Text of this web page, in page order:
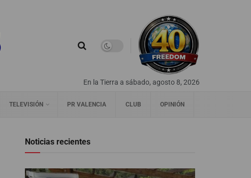
En la Tierra a sábado, agosto 8, 2026
TELEVISIÓN PR VALENCIA CLUB OPINIÓN
Noticias recientes